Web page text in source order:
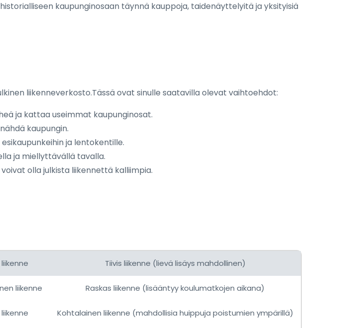
kaupunginosaan täynnä kauppoja, taidenäyttelyitä ja yksityisiä
liikenneverkosto.Tässä ovat sinulle saatavilla olevat vaihtoehdot:
ja kattaa useimmat kaupunginosat.
kaupungin.
ja lentokentille.
ja miellyttävällä tavalla.
olla julkista liikennettä kalliimpia.
liikenne Tiivis liikenne (lievä lisäys mahdollinen)
liikenne Raskas liikenne (lisääntyy koulumatkojen aikana)
liikenne Kohtalainen liikenne (mahdollisia huippuja poistumien ympärillä)